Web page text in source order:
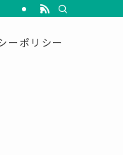
ーポリシー